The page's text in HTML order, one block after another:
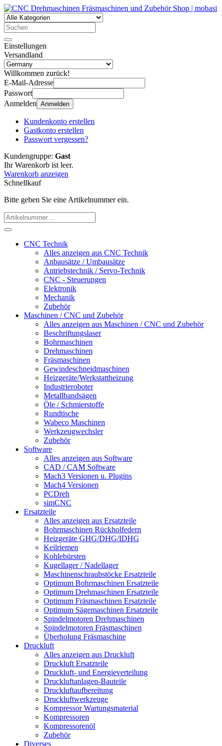
Einstellungen
Versandland
Willkommen zurück!
E-Mail-Adresse
Passwort
Anmelden Anmelden
Kundenkonto erstellen
Gastkonto erstellen
Passwort vergessen?
Kundengruppe: Gast
Ihr Warenkorb ist leer.
Warenkorb anzeigen
Schnellkauf
Bitte geben Sie eine Artikelnummer ein.
CNC Technik
Alles anzeigen aus CNC Technik
Anbausätze / Umbausätze
Antriebstechnik / Servo-Technik
CNC - Steuerungen
Elektronik
Mechanik
Zubehör
Maschinen / CNC und Zubehör
Alles anzeigen aus Maschinen / CNC und Zubehör
Beschriftungslaser
Bohrmaschinen
Drehmaschinen
Fräsmaschinen
Gewindeschneidmaschinen
Heizgeräte/Werkstattheizung
Industrieroboter
Metallbandsägen
Öle / Schmierstoffe
Rundtische
Wabeco Maschinen
Werkzeugwechsler
Zubehör
Software
Alles anzeigen aus Software
CAD / CAM Software
Mach3 Versionen u. Plugins
Mach4 Versionen
PCDreh
simCNC
Ersatzteile
Alles anzeigen aus Ersatzteile
Bohrmaschinen Rückholfedern
Heizgeräte GHG/DHG/IDHG
Keilriemen
Kohlebürsten
Kugellager / Nadellager
Maschinenschraubstöcke Ersatzteile
Optimum Bohrmaschinen Ersatzteile
Optimum Drehmaschinen Ersatzteile
Optimum Fräsmaschinen Ersatzteile
Optimum Sägemaschinen Ersatzteile
Spindelmotoren Drehmaschinen
Spindelmotoren Fräsmaschinen
Überholung Fräsmaschine
Druckluft
Alles anzeigen aus Druckluft
Druckluft Ersatzteile
Druckluft- und Energieverteilung
Druckluftanlagen-Bauteile
Druckluftaufbereitung
Druckluftwerkzeuge
Kompressor Wartungsmaterial
Kompressoren
Kompressorenöl
Zubehör
Diverses